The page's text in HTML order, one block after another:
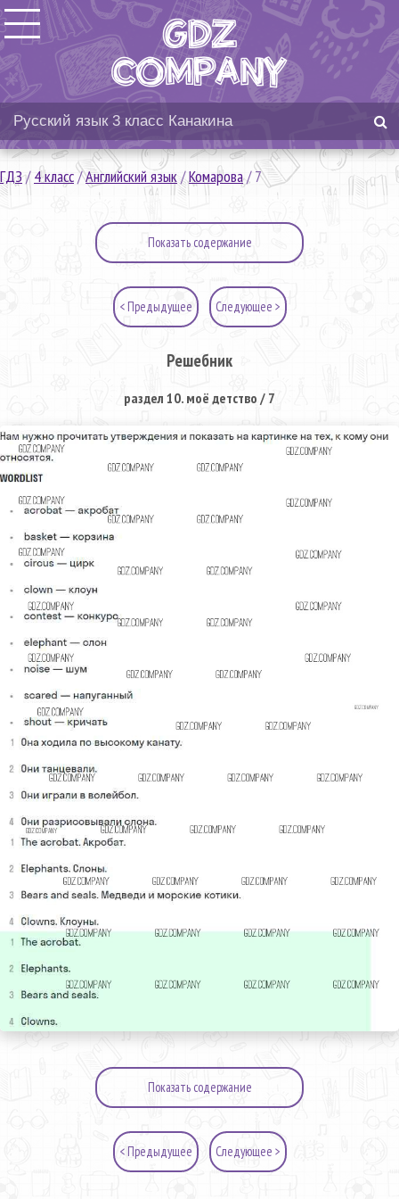
ГДЗ/4 класс/Английский язык/Комарова/7
Показать содержание
< Предыдущее Следующее >
Решебник
раздел 10. моё детство / 7
Показать содержание
< Предыдущее Следующее >